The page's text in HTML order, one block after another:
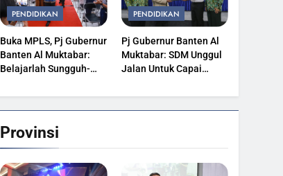
PENDIDIKAN
Buka MPLS, Pj Gubernur
Banten Al Muktabar:
Belajarlah Sungguh-
PENDIDIKAN
Pj Gubernur Banten Al
Muktabar: SDM Unggul
Jalan Untuk Capai
Provinsi